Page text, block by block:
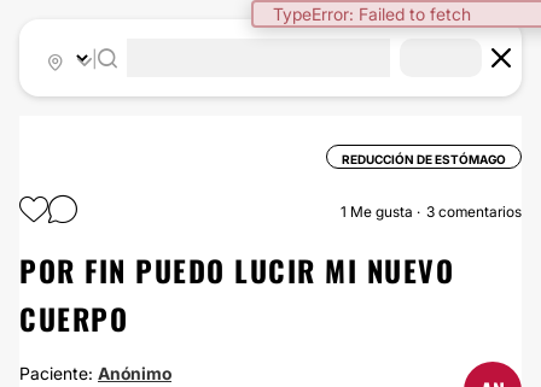
TypeError: Failed to fetch
REDUCCIÓN DE ESTÓMAGO
1 Me gusta 3 comentarios
POR FIN PUEDO LUCIR MI NUEVO
CUERPO
Paciente: Anónimo